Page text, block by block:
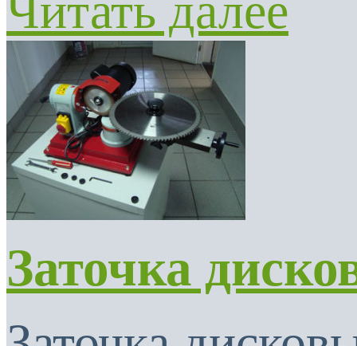
Заточка